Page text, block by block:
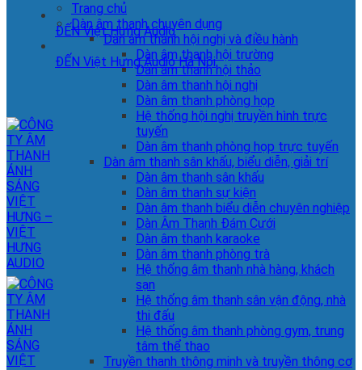
ĐẾN Việt Hưng Audio
ĐẾN Việt Hưng Audio Hà Nội
Trang chủ
Dàn âm thanh chuyên dụng
Dàn âm thanh hội nghị và điều hành
Dàn âm thanh hội trường
Dàn âm thanh hội thảo
Dàn âm thanh hội nghị
Dàn âm thanh phòng họp
Hệ thống hội nghị truyền hình trực
tuyến
Dàn âm thanh phòng họp trực tuyến
Dàn âm thanh sân khấu, biểu diễn, giải trí
Dàn âm thanh sân khấu
Dàn âm thanh sự kiện
Dàn âm thanh biểu diễn chuyên nghiệp
Dàn Âm Thanh Đám Cưới
Dàn âm thanh karaoke
Dàn âm thanh phòng trà
Hệ thống âm thanh nhà hàng, khách
sạn
Hệ thống âm thanh sân vận động, nhà
thi đấu
Hệ thống âm thanh phòng gym, trung
tâm thể thao
Truyền thanh thông minh và truyền thông cơ